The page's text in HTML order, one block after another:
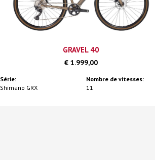
GRAVEL 40
€ 1.999,00
Série:
Shimano GRX
Nombre de vitesses:
11